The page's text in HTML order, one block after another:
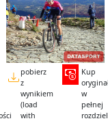
pobierz
z
wynikiem
(load
with
Kup
w
pełnej